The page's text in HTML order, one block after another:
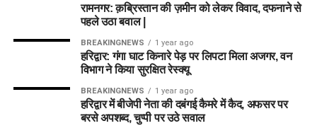
सेना का वरिष्ठ अधिकारी बताकर लोगों का भरोसा जीतता था।
5. पुलिस को आरोपी के पास से क्या बरामद
तलाशी के दौरान आरोपी के पास से सेना की वर्दी, बैज, कैप और वॉकी-टॉकी
बरामद किए गए हैं।
रामनगर: क़ब्रिस्तान की ज़मीन को लेकर विवाद, दफनाने से
पहले उठा बवाल |
BREAKINGNEWS 1 year ago
हरिद्वार: गंगा घाट किनारे पेड़ पर लिपटा मिला अजगर, वन
विभाग ने किया सुरक्षित रेस्क्यू
BREAKINGNEWS 1 year ago
हरिद्वार में बीजेपी नेता की दबंगई कैमरे में कैद, अफसर पर
बरसे अपशब्द, चुप्पी पर उठे सवाल